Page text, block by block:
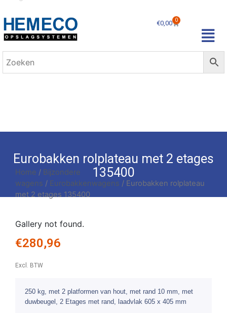
€0,00 0
Eurobakken rolplateau met 2 etages
135400
Home / Bijzondere
wagens / Eurobakkenwagens / Eurobakken rolplateau
met 2 etages 135400
Gallery not found.
€280,96
Excl. BTW
250 kg, met 2 platformen van hout, met rand 10 mm, met
duwbeugel, 2 Etages met rand, laadvlak 605 x 405 mm